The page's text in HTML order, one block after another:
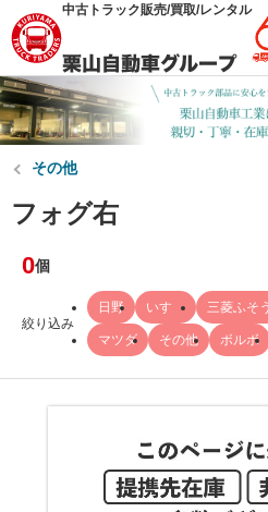
中古トラック販売/買取/レンタル
その他
フォグ右
0個
絞り込み
日野 いすゞ 三菱ふそ
マツダ その他 ボルボ